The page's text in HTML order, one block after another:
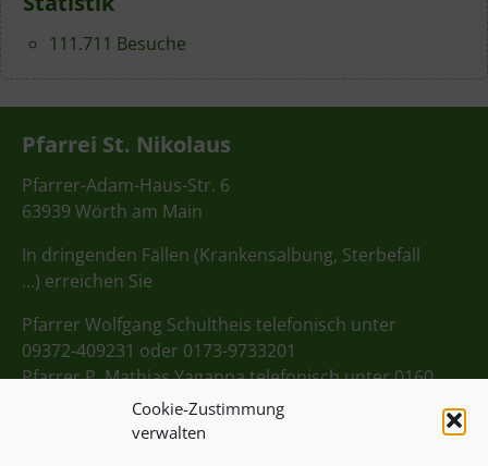
Cookie-Zustimmung
verwalten
111.711 Besuche
Pfarrei St. Nikolaus
Pfarrer-Adam-Haus-Str. 6
63939 Wörth am Main
In dringenden Fällen (Krankensalbung, Sterbefall
…) erreichen Sie
Pfarrer Wolfgang Schultheis telefonisch unter
09372-409231 oder 0173-9733201
Pfarrer P. Mathias Yagappa telefonisch unter 0160